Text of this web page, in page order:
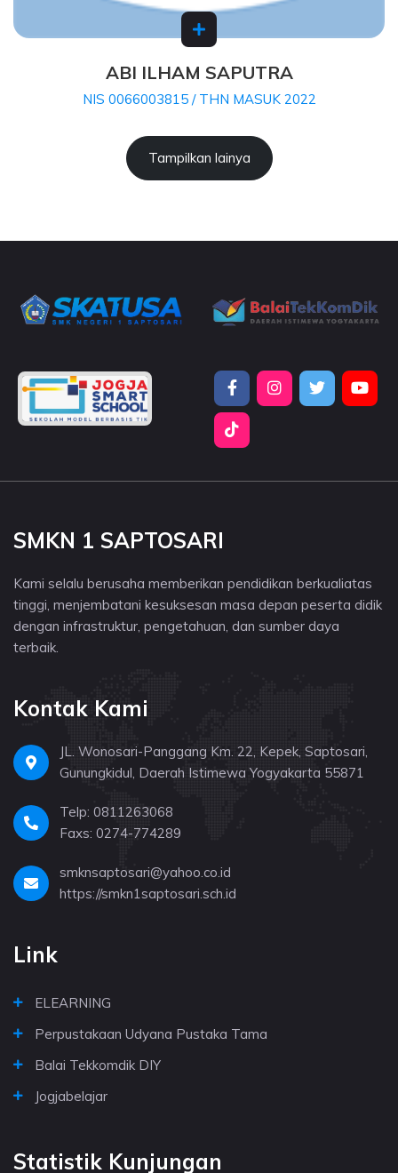
ABI ILHAM SAPUTRA
NIS 0066003815 / THN MASUK 2022
Tampilkan lainya
SMKN 1 SAPTOSARI
Kami selalu berusaha memberikan pendidikan berkualiatas
tinggi, menjembatani kesuksesan masa depan peserta didik
dengan infrastruktur, pengetahuan, dan sumber daya
terbaik.
Kontak Kami
JL. Wonosari-Panggang Km. 22, Kepek, Saptosari,
Gunungkidul, Daerah Istimewa Yogyakarta 55871
Telp: 0811263068
Faxs: 0274-774289
smknsaptosari@yahoo.co.id
https://smkn1saptosari.sch.id
Link
ELEARNING
Perpustakaan Udyana Pustaka Tama
Balai Tekkomdik DIY
Jogjabelajar
Statistik Kunjungan